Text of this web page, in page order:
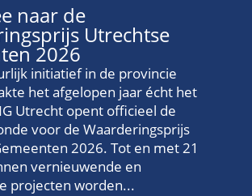
naar de
Utrechtse
2026
initiatief in de provincie
het afgelopen jaar écht het
Utrecht opent officieel de
voor de Waarderingsprijs
2026. Tot en met 21
vernieuwende en
projecten worden...